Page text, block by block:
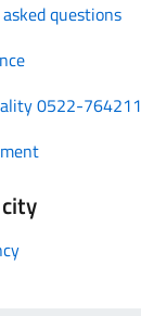
questions
0522-764211